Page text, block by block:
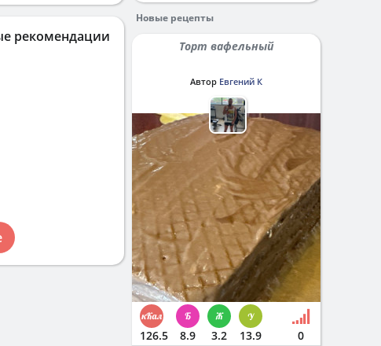
рекомендации
Новые рецепты
Торт вафельный
Автор Евгений К
126.5 8.9 3.2 13.9 0